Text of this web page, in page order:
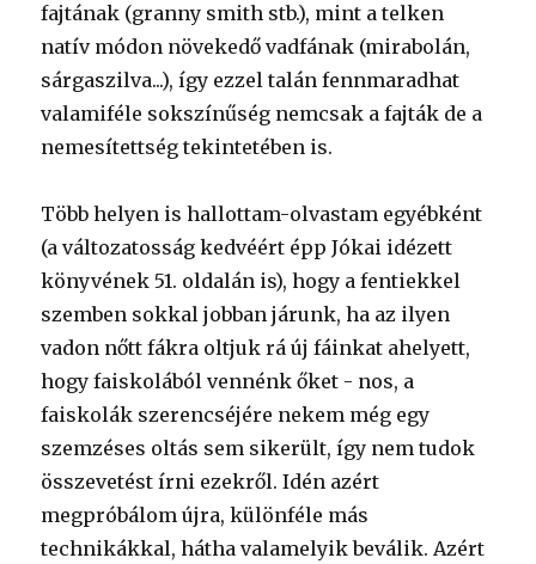
fajtának (granny smith stb.), mint a telken
natív módon növekedő vadfának (mirabolán,
sárgaszilva...), így ezzel talán fennmaradhat
valamiféle sokszínűség nemcsak a fajták de a
nemesítettség tekintetében is.
Több helyen is hallottam-olvastam egyébként
(a változatosság kedvéért épp Jókai idézett
könyvének 51. oldalán is), hogy a fentiekkel
szemben sokkal jobban járunk, ha az ilyen
vadon nőtt fákra oltjuk rá új fáinkat ahelyett,
hogy faiskolából vennénk őket - nos, a
faiskolák szerencséjére nekem még egy
szemzéses oltás sem sikerült, így nem tudok
összevetést írni ezekről. Idén azért
megpróbálom újra, különféle más
technikákkal, hátha valamelyik beválik. Azért